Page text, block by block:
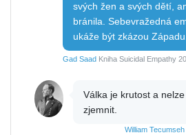
svých žen a svých dětí,
bránila. Sebevražedná
ukáže být zkázou
Gad Saad Kniha Suicidal Empathy
Válka je krutost a
zjemnit.
William